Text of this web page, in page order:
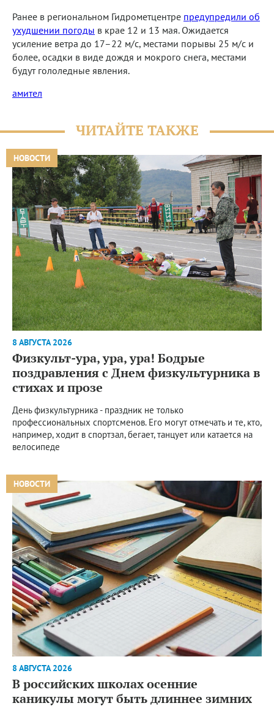
Ранее в региональном Гидрометцентре предупредили об
ухудшении погоды в крае 12 и 13 мая. Ожидается
усиление ветра до 17–22 м/с, местами порывы 25 м/с и
более, осадки в виде дождя и мокрого снега, местами
будут гололедные явления.
амител
ЧИТАЙТЕ ТАКЖЕ
НОВОСТИ
8 АВГУСТА 2026
Физкульт-ура, ура, ура! Бодрые
поздравления с Днем физкультурника в
стихах и прозе
День физкультурника - праздник не только
профессиональных спортсменов. Его могут отмечать и те, кто,
например, ходит в спортзал, бегает, танцует или катается на
велосипеде
НОВОСТИ
8 АВГУСТА 2026
В российских школах осенние
каникулы могут быть длиннее зимних